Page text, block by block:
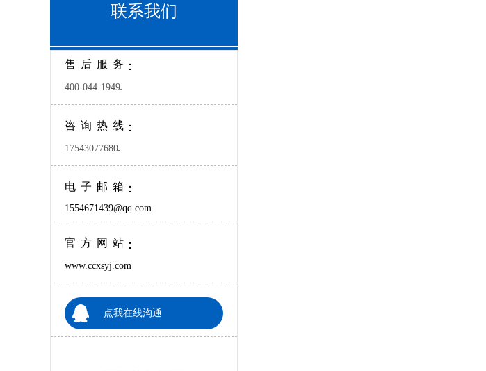
联系我们
售后服务 ：
400-044-1949
咨询热线 ：
17543077680
电子邮箱 ：
1554671439@qq.com
官方网站 ：
www.ccxsyj.com
点我在线沟通